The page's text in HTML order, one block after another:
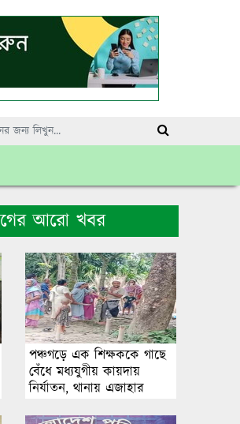
আরো খবর
পঞ্চগড়ে এক শিক্ষককে গাছে
বেঁধে মধ্যযুগীয় কায়দায়
নির্যাতন, থানায় এজাহার